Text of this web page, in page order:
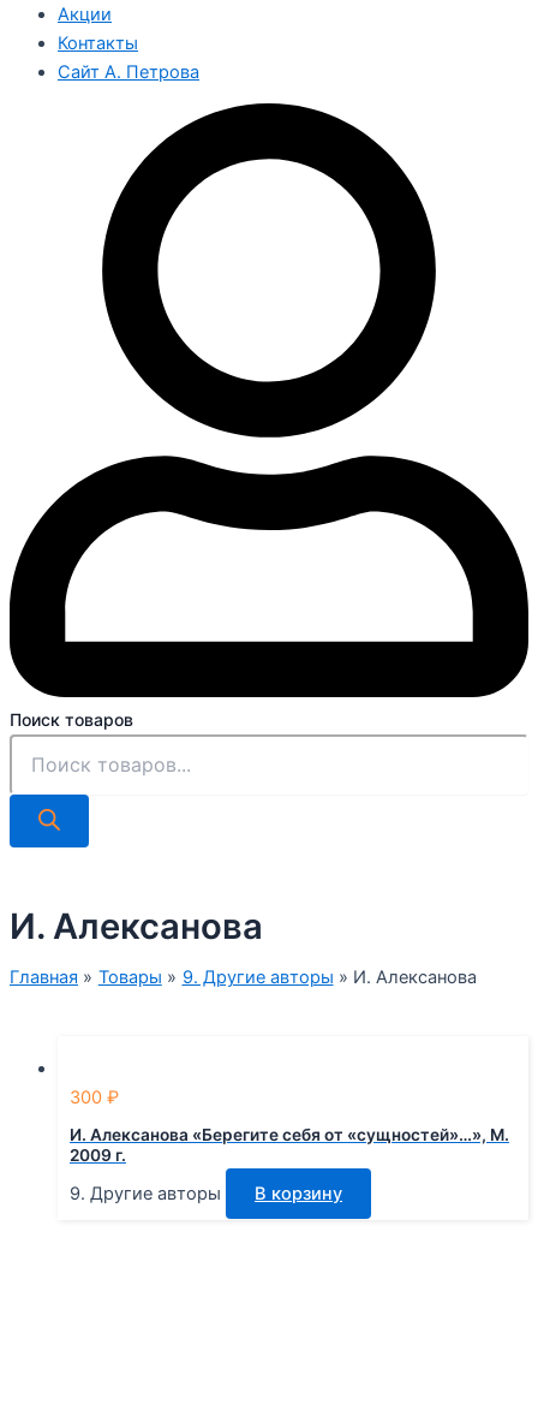
Акции
Контакты
Сайт А. Петрова
Поиск товаров
И. Алексанова
Главная Товары 9. Другие авторы И. Алексанова
300 ₽
И. Алексанова «Берегите себя от «сущностей»…», М.
2009 г.
9. Другие авторы В корзину